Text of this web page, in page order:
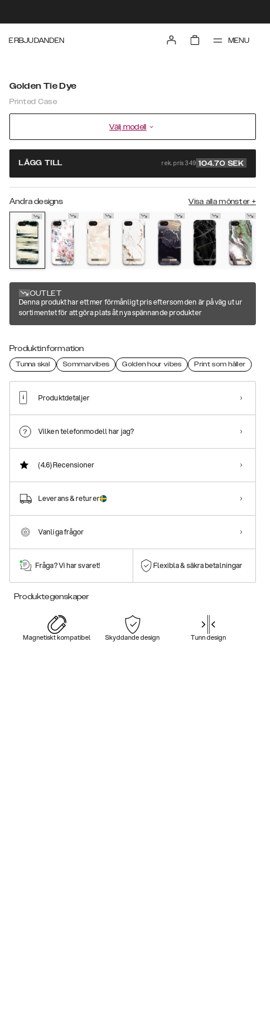
ERBJUDANDEN MENU
Golden Tie Dye
Printed Case
Välj modell
LÄGG TILL rek. pris 349 104.70 SEK
Andra designs Visa alla mönster +
OUTLET
Denna produkt har ett mer förmånligt pris eftersom den är på väg ut ur
sortimentet för att göra plats åt nya spännande produkter
Produktinformation
Tunna skal Sommarvibes Golden hour vibes Print som håller
Produktdetaljer
Vilken telefonmodell har jag?
(4.6)Recensioner
Leverans & returer
Vanliga frågor
Fråga? Vi har svaret! Flexibla & säkra betalningar
Produktegenskaper
Magnetiskt kompatibel Skyddande design Tunn design